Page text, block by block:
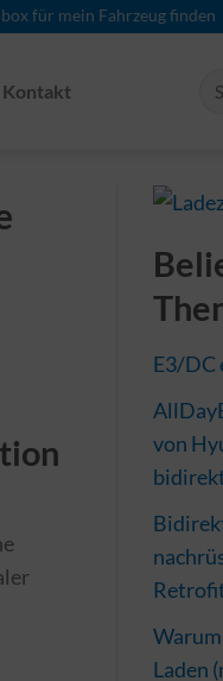
für mein Fahrzeug finden
Kontakt
E3/DC
von
Laden